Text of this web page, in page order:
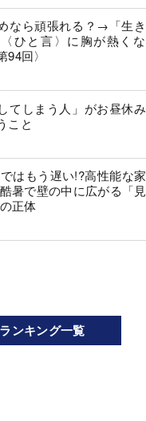
なら頑張れる？→「生
ひと言〉に胸が熱く
94回〉
てしまう人」がお昼休
こと
はもう遅い!?高性能な
暑で壁の中に広がる「見
正体
ランキング一覧